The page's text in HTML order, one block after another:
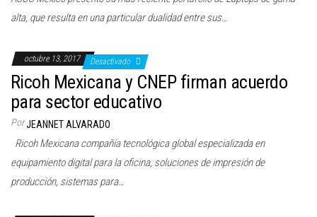
alta, que resulta en una particular dualidad entre sus…
octubre 13, 2017 Desactivado
Ricoh Mexicana y CNEP firman acuerdo
para sector educativo
PorJEANNET ALVARADO
Ricoh Mexicana compañía tecnológica global especializada en
equipamiento digital para la oficina, soluciones de impresión de
producción, sistemas para…